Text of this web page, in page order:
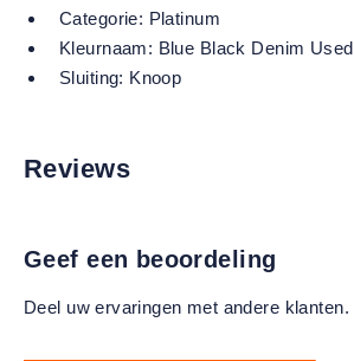
Categorie: Platinum
Kleurnaam: Blue Black Denim Used
Sluiting: Knoop
Reviews
Geef een beoordeling
Deel uw ervaringen met andere klanten.